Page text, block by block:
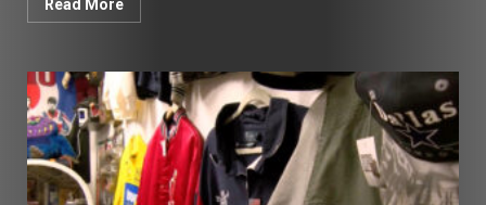
Read More